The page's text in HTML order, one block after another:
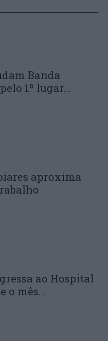
Banda
1º lugar...
aproxima
ao Hospital
o mês...